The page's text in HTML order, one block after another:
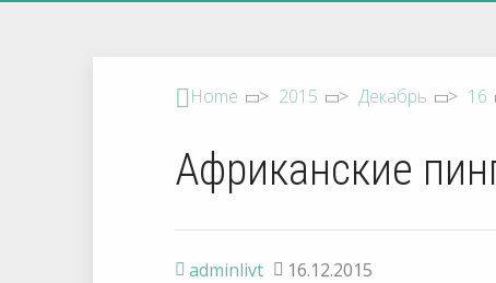
Home > 2015 > Декабрь > 16
Африканские
adminlivt 16.12.2015